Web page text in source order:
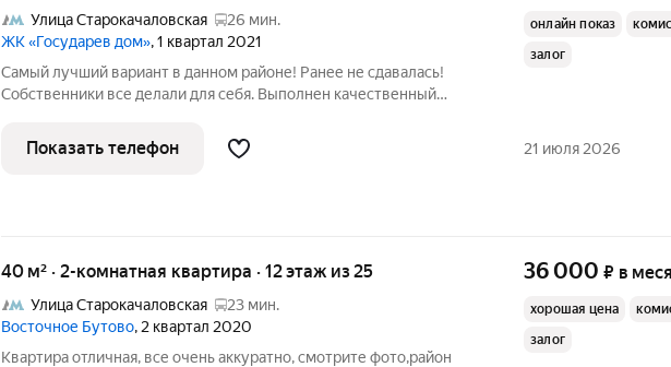
Улица Старокачаловская
26 мин.
ЖК «Государев дом», 1 квартал 2021
Самый лучший вариант в данном районе! Ранее не сдавалась!
Собственники все делали для себя. Выполнен качественный
укомплектована мебелью и бытовой техникой. Смотрите фото.
Установлен кондиционер.
онлайн показ
залог
Показать телефон 21 июля 2026
40 м² · 2-комнатная квартира · 12 этаж из 25
Улица Старокачаловская
23 мин.
Восточное Бутово, 2 квартал 2020
Квартира отличная, все очень аккуратно, смотрите фото,район
36 000 ₽ в
хорошая цена
залог